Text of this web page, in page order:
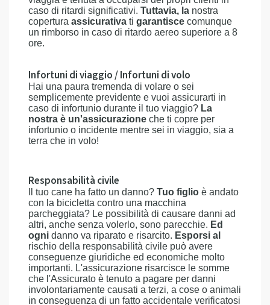
caso di ritardi significativi. Tuttavia, la nostra
copertura assicurativa ti garantisce comunque
un rimborso in caso di ritardo aereo superiore a 8
ore.
Infortuni di viaggio / Infortuni di volo
Hai una paura tremenda di volare o sei
semplicemente previdente e vuoi assicurarti in
caso di infortunio durante il tuo viaggio? La
nostra è un'assicurazione che ti copre per
infortunio o incidente mentre sei in viaggio, sia a
terra che in volo!
Responsabilità civile
Il tuo cane ha fatto un danno? Tuo figlio è andato
con la bicicletta contro una macchina
parcheggiata? Le possibilità di causare danni ad
altri, anche senza volerlo, sono parecchie. Ed
ogni danno va riparato e risarcito. Esporsi al
rischio della responsabilità civile può avere
conseguenze giuridiche ed economiche molto
importanti. L'assicurazione risarcisce le somme
che l'Assicurato è tenuto a pagare per danni
involontariamente causati a terzi, a cose o animali
in conseguenza di un fatto accidentale verificatosi